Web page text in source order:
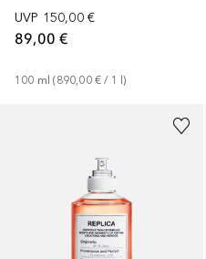
UVP 150,00 €
89,00 €
100 ml (890,00 € / 1 l)
1 Größe